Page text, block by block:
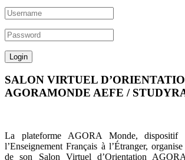
SALON VIRTUEL
AGORAMONDE AEFE /
La plateforme AGORA Monde, dispositif
l’Enseignement Français à l’Étranger,
de son Salon Virtuel d’Orientation